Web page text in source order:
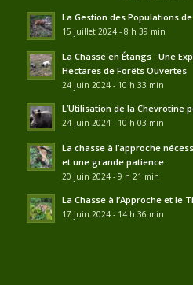
La Gestion des Populations
15 juillet 2024 - 8 h 39 min
La Chasse en Étangs : Une
Hectares de Forêts Ouvertes
24 juin 2024 - 10 h 33 min
L’Utilisation de la Chevrotine
24 juin 2024 - 10 h 03 min
La chasse à l’approche
et une grande patience.
20 juin 2024 - 9 h 21 min
La Chasse à l’Approche et le
17 juin 2024 - 14 h 36 min